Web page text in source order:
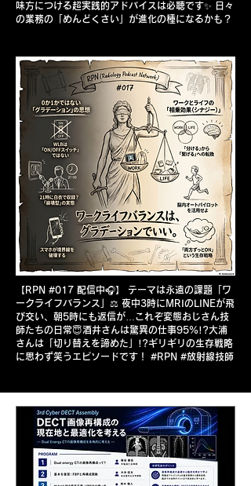
味方につける超実践的アドバイスは必聴です✨ 日々
の業務の「めんどくさい」が進化の種になるかも？
【RPN #017 配信中🎧】 テーマは永遠の課題「ワ
ークライフバランス」⚖️ 夜中3時にMRIのLINEが飛
び交い、朝5時にも返信が…これぞ変態おじさん技
師たちの日常😇酒井さんは驚異の仕事95%!?大浦
さんは「切り替えを諦めた」!?ギリギリの生存戦略
に思わず笑うエピソードです！ #RPN #放射線技師